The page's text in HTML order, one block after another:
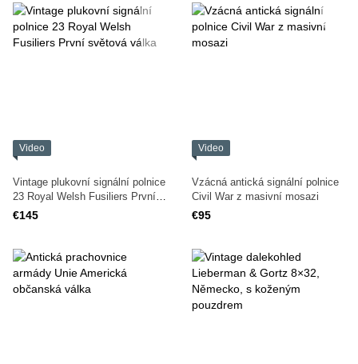
Video
Vintage plukovní signální polnice
23 Royal Welsh Fusiliers První
světová válka
€145
Video
Vzácná antická signální polnice
Civil War z masivní mosazi
€95